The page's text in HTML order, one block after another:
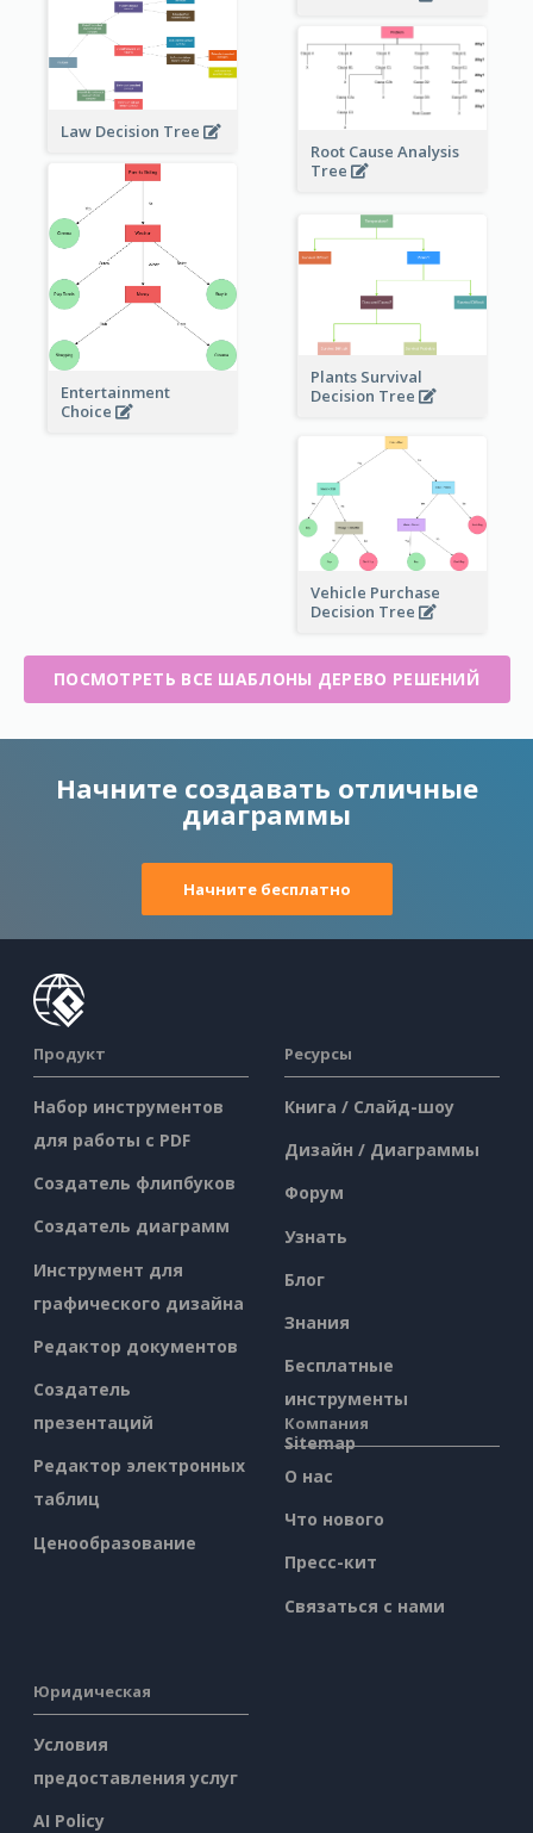
Law Decision Tree
Root Cause Analysis
Tree
Entertainment
Choice
Plants Survival
Decision Tree
Vehicle Purchase
Decision Tree
ПОСМОТРЕТЬ ВСЕ ШАБЛОНЫ ДЕРЕВО РЕШЕНИЙ
Начните создавать отличные
диаграммы
Начните бесплатно
Продукт
Набор инструментов
для работы с PDF
Создатель флипбуков
Создатель диаграмм
Инструмент для
графического дизайна
Редактор документов
Создатель
презентаций
Редактор электронных
таблиц
Ценообразование
Ресурсы
Книга / Слайд-шоу
Дизайн / Диаграммы
Форум
Узнать
Блог
Знания
Бесплатные
инструменты
Sitemap
Компания
О нас
Что нового
Пресс-кит
Связаться с нами
Юридическая
Условия
предоставления услуг
AI Policy